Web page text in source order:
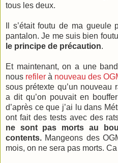
tous les deux.
Il s’était foutu de ma gueule
pantalon. Je me suis bien
le principe de précaution.
Et maintenant, on a une
nous refiler à nouveau des
sous prétexte qu’un nouveau
a dit qu’on pouvait en
d’après ce que j’ai lu dans
ont fait des tests avec des
ne sont pas morts au
contents. Mangeons des
mois, on ne sera pas morts. Ca